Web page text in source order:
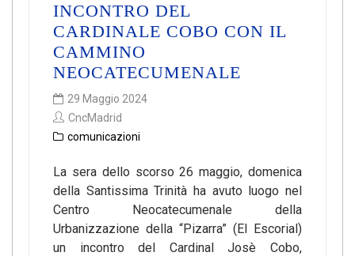
INCONTRO DEL
CARDINALE COBO CON IL
CAMMINO
NEOCATECUMENALE
29 Maggio 2024
CncMadrid
comunicazioni
La sera dello scorso 26 maggio, domenica
della Santissima Trinità ha avuto luogo nel
Centro Neocatecumenale della
Urbanizzazione della “Pizarra” (El Escorial)
un incontro del Cardinal Josè Cobo,